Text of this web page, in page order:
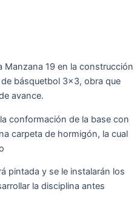
Manzana 19 en la construcción
básquetbol 3×3, obra que
avance.
conformación de la base con
carpeta de hormigón, la cual
pintada y se le instalarán los
la disciplina antes